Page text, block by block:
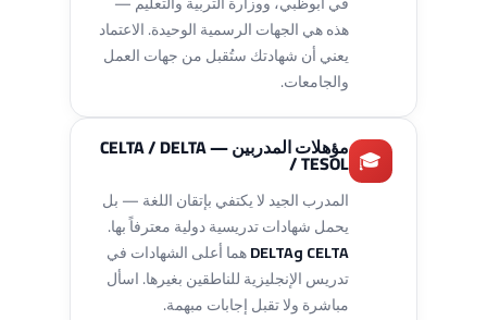
هذه هي الجهات الرسمية الوحيدة. الاعتماد
يعني أن شهادتك ستُقبل من جهات العمل
والجامعات.
🎓 مؤهلات المدربين — CELTA / DELTA
/ TESOL
المدرب الجيد لا يكتفي بإتقان اللغة — بل
يحمل شهادات تدريسية دولية معترفاً بها.
CELTA وDELTA
هما أعلى الشهادات في
تدريس الإنجليزية للناطقين بغيرها. اسأل
مباشرة ولا تقبل إجابات مبهمة.